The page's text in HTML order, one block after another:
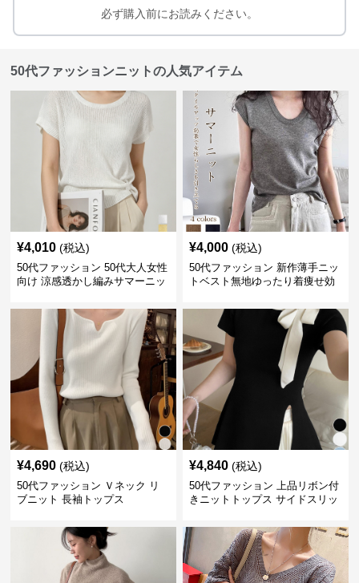
必ず購入前にお読みください。
50代ファッションニットの人気アイテム
¥4,010 (税込)
50代ファッション 50代大人女性
向け 涼感透かし編みサマーニッ
¥4,000 (税込)
50代ファッション 新作薄手ニッ
トベスト無地ゆったり着痩せ効
¥4,690 (税込)
50代ファッション Ｖネック リ
ブニット 長袖トップス
¥4,840 (税込)
50代ファッション 上品リボン付
きニットトップス サイドスリッ